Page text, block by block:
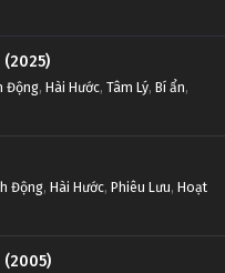
(2025)
Động, Hài Hước, Tâm Lý, Bí ẩn,
Động, Hài Hước, Phiêu Lưu, Hoạt
(2005)